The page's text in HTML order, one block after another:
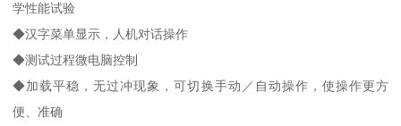
学性能试验
◆汉字菜单显示，人机对话操作
◆测试过程微电脑控制
◆加载平稳，无过冲现象，可切换手动／自动操作，使操作更方
便、准确